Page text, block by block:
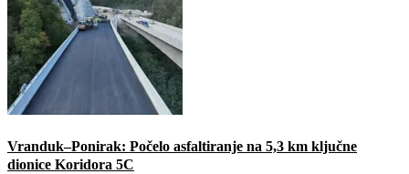
Vranduk–Ponirak: Počelo asfaltiranje na 5,3 km ključne
dionice Koridora 5C